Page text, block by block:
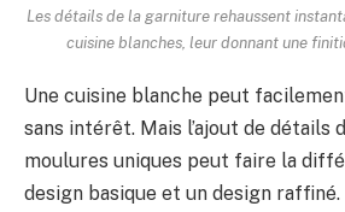
Les détails de la garniture rehaussent
cuisine blanches, leur donnant une
Une cuisine blanche peut
sans intérêt. Mais l’ajout de détails
moulures uniques peut faire la
design basique et un design raffiné.